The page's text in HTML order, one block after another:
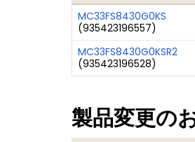
MC33FS8430G0KS
(935423196557)
MC33FS8430G0KSR2
(935423196528)
製品変更の